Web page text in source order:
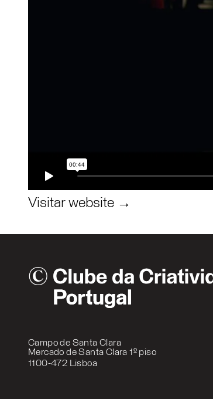
Visitar website →
Campo de Santa Clara
Mercado de Santa Clara 1º piso
1100-472 Lisboa